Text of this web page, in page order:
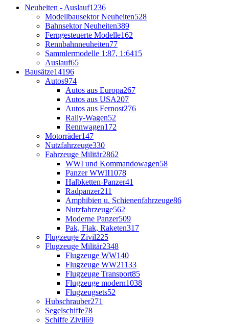
Neuheiten - Auslauf1236
Modellbausektor Neuheiten528
Bahnsektor Neuheiten389
Ferngesteuerte Modelle162
Rennbahnneuheiten77
Sammlermodelle 1:87, 1:6415
Auslauf65
Bausätze14196
Autos974
Autos aus Europa267
Autos aus USA207
Autos aus Fernost276
Rally-Wagen52
Rennwagen172
Motorräder147
Nutzfahrzeuge330
Fahrzeuge Militär2862
WWI und Kommandowagen58
Panzer WWII1078
Halbketten-Panzer41
Radpanzer211
Amphibien u. Schienenfahrzeuge86
Nutzfahrzeuge562
Moderne Panzer509
Pak, Flak, Raketen317
Flugzeuge Zivil225
Flugzeuge Militär2348
Flugzeuge WW140
Flugzeuge WW21133
Flugzeuge Transport85
Flugzeuge modern1038
Flugzeugsets52
Hubschrauber271
Segelschiffe78
Schiffe Zivil69